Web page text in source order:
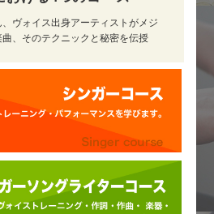
ヴォイス出身アーティストがメジ
、そのテクニックと秘密を伝授